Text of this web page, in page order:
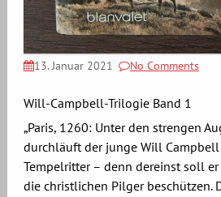
13. Januar 2021 No Comments
Will-Campbell-Trilogie Band 1
„Paris, 1260: Unter den strengen
durchläuft der junge Will
Tempelritter – denn dereinst soll
die christlichen Pilger beschützen.